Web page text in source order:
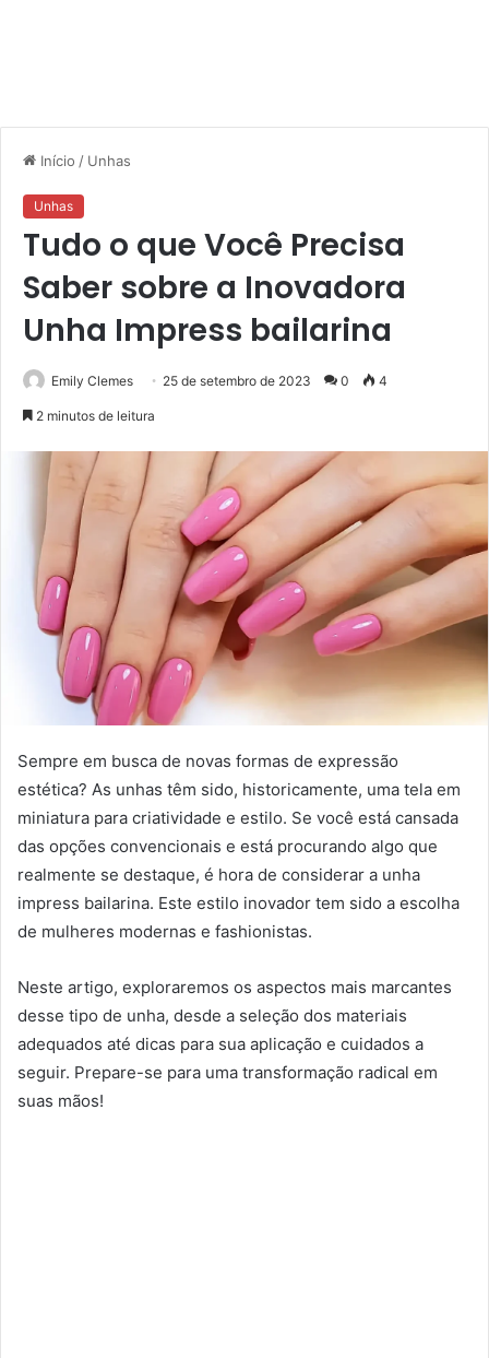
Início / Unhas
Unhas
Tudo o que Você Precisa
Saber sobre a Inovadora
Unha Impress bailarina
Emily Clemes 25 de setembro de 2023 0 4
2 minutos de leitura
Sempre em busca de novas formas de expressão
estética? As unhas têm sido, historicamente, uma tela em
miniatura para criatividade e estilo. Se você está cansada
das opções convencionais e está procurando algo que
realmente se destaque, é hora de considerar a unha
impress bailarina. Este estilo inovador tem sido a escolha
de mulheres modernas e fashionistas.
Neste artigo, exploraremos os aspectos mais marcantes
desse tipo de unha, desde a seleção dos materiais
adequados até dicas para sua aplicação e cuidados a
seguir. Prepare-se para uma transformação radical em
suas mãos!